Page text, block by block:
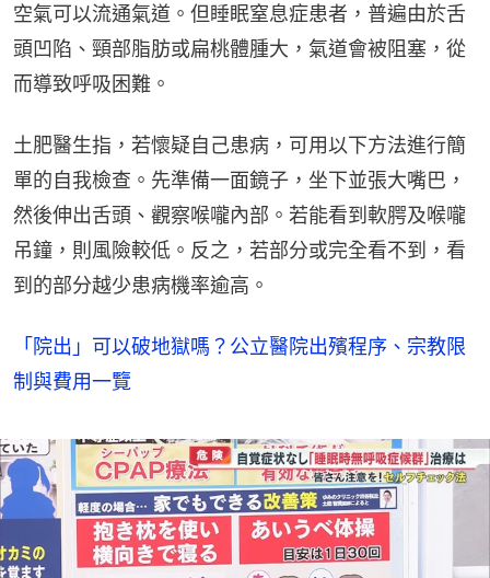
空氣可以流通氣道。但睡眠窒息症患者，普遍由於舌
頭凹陷、頸部脂肪或扁桃體腫大，氣道會被阻塞，從
而導致呼吸困難。
土肥醫生指，若懷疑自己患病，可用以下方法進行簡
單的自我檢查。先準備一面鏡子，坐下並張大嘴巴，
然後伸出舌頭、觀察喉嚨內部。若能看到軟腭及喉嚨
吊鐘，則風險較低。反之，若部分或完全看不到，看
到的部分越少患病機率逾高。
「院出」可以破地獄嗎？公立醫院出殯程序、宗教限
制與費用一覽